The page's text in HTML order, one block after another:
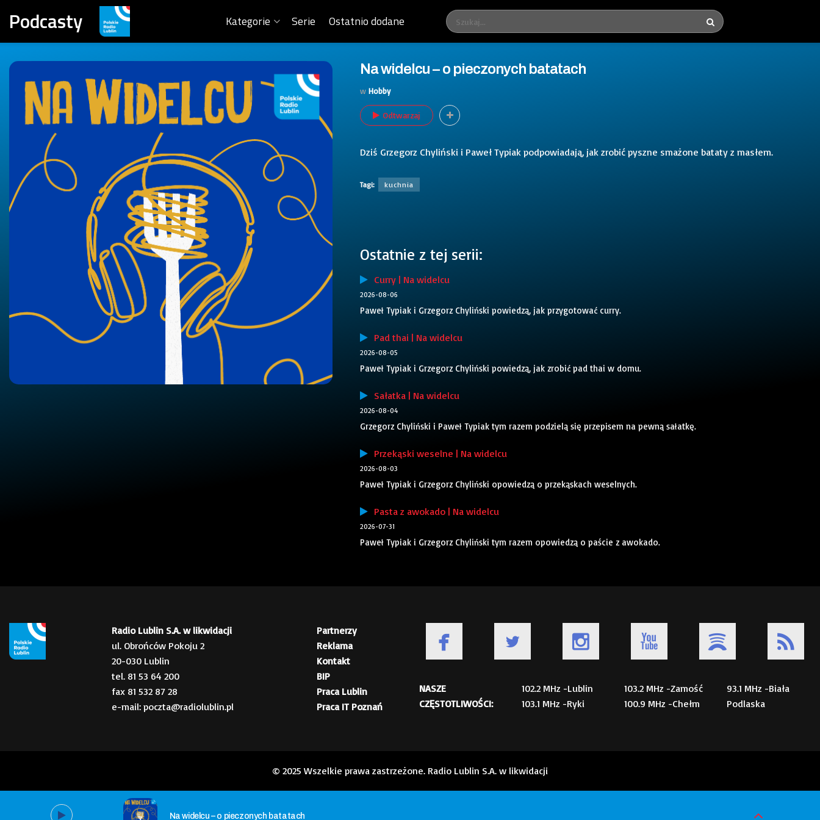
Podcasty Kategorie Serie Ostatnio dodane
Na widelcu – o pieczonych batatach
w Hobby
Odtwarzaj
Dziś Grzegorz Chyliński i Paweł Typiak podpowiadają, jak zrobić pyszne smażone bataty z masłem.
Tagi: kuchnia
Ostatnie z tej serii:
Curry | Na widelcu
2026-08-06
Paweł Typiak i Grzegorz Chyliński powiedzą, jak przygotować curry.
Pad thai | Na widelcu
2026-08-05
Paweł Typiak i Grzegorz Chyliński powiedzą, jak zrobić pad thai w domu.
Sałatka | Na widelcu
2026-08-04
Grzegorz Chyliński i Paweł Typiak tym razem podzielą się przepisem na pewną sałatkę.
Przekąski weselne | Na widelcu
2026-08-03
Paweł Typiak i Grzegorz Chyliński opowiedzą o przekąskach weselnych.
Pasta z awokado | Na widelcu
2026-07-31
Paweł Typiak i Grzegorz Chyliński tym razem opowiedzą o paście z awokado.
Radio Lublin S.A. w likwidacji
ul. Obrońców Pokoju 2
20-030 Lublin
tel. 81 53 64 200
fax 81 532 87 28
e-mail: poczta@radiolublin.pl
Partnerzy
Reklama
Kontakt
BIP
Praca Lublin
Praca IT Poznań
NASZE
CZĘSTOTLIWOŚCI:
102.2 MHz -Lublin
103.1 MHz -Ryki
103.2 MHz -Zamość
100.9 MHz -Chełm
93.1 MHz -Biała
Podlaska
© 2025 Wszelkie prawa zastrzeżone. Radio Lublin S.A. w likwidacji
Na widelcu – o pieczonych batatach